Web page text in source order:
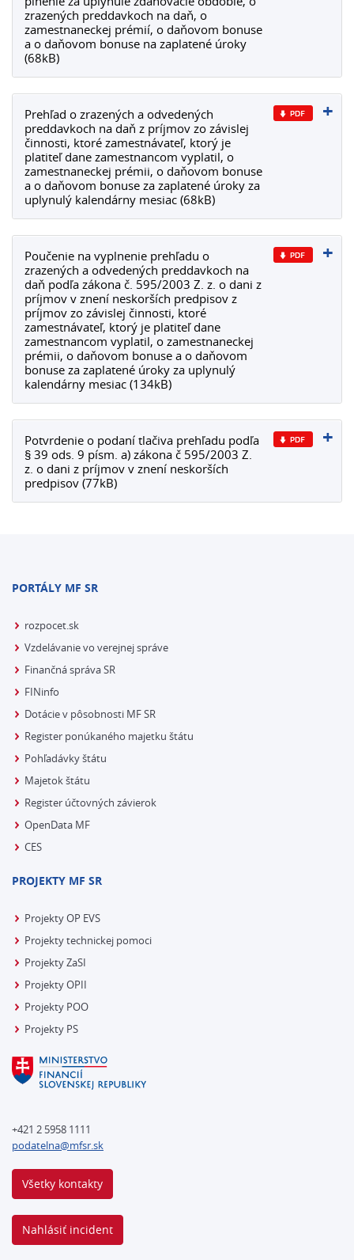
zrazených preddavkoch na daň, o
zamestnaneckej prémií, o daňovom bonuse
a o daňovom bonuse na zaplatené úroky
(68kB)
Prehľad o zrazených a odvedených
preddavkoch na daň z príjmov zo závislej
činnosti, ktoré zamestnávateľ, ktorý je
platiteľ dane zamestnancom vyplatil, o
zamestnaneckej prémii, o daňovom bonuse
a o daňovom bonuse za zaplatené úroky za
uplynulý kalendárny mesiac (68kB)
Poučenie na vyplnenie prehľadu o
zrazených a odvedených preddavkoch na
daň podľa zákona č. 595/2003 Z. z. o dani z
príjmov v znení neskorších predpisov z
príjmov zo závislej činnosti, ktoré
zamestnávateľ, ktorý je platiteľ dane
zamestnancom vyplatil, o zamestnaneckej
prémii, o daňovom bonuse a o daňovom
bonuse za zaplatené úroky za uplynulý
kalendárny mesiac (134kB)
Potvrdenie o podaní tlačiva prehľadu podľa
§ 39 ods. 9 písm. a) zákona č 595/2003 Z.
z. o dani z príjmov v znení neskorších
predpisov (77kB)
PORTÁLY MF SR
rozpocet.sk
Vzdelávanie vo verejnej správe
Finančná správa SR
FINinfo
Dotácie v pôsobnosti MF SR
Register ponúkaného majetku štátu
Pohľadávky štátu
Majetok štátu
Register účtovných závierok
OpenData MF
CES
PROJEKTY MF SR
Projekty OP EVS
Projekty technickej pomoci
Projekty ZaSI
Projekty OPII
Projekty POO
Projekty PS
+421 2 5958 1111
podatelna@mfsr.sk
Všetky kontakty
Nahlásiť incident